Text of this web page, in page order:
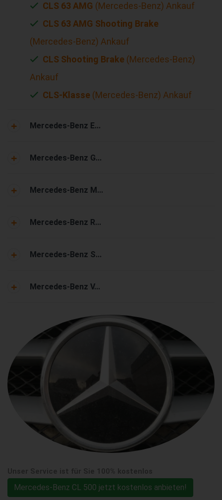
CLS 63 AMG (Mercedes-Benz) Ankauf
CLS 63 AMG Shooting Brake
(Mercedes-Benz) Ankauf
CLS Shooting Brake (Mercedes-Benz)
Ankauf
CLS-Klasse (Mercedes-Benz) Ankauf
Mercedes-Benz E...
Mercedes-Benz G...
Mercedes-Benz M...
Mercedes-Benz R...
Mercedes-Benz S...
Mercedes-Benz V...
Mercedes-Benz CL 500 jetzt kostenlos anbieten!